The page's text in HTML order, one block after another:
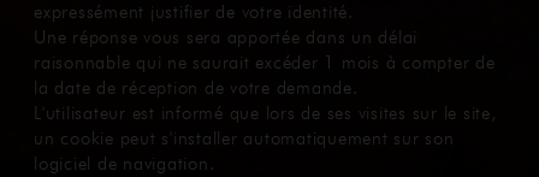
ACCUEIL
expressément justifier de votre identité.
Une réponse vous sera apportée dans un délai
raisonnable qui ne saurait excéder 1 mois à compter de
la date de réception de votre demande.
L'utilisateur est informé que lors de ses visites sur le site,
un cookie peut s'installer automatiquement sur son
logiciel de navigation.